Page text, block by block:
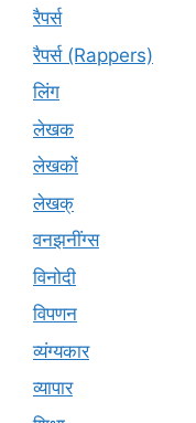
रैपर्स
रैपर्स (Rappers)
लिंग
लेखक
लेखकों
लेखक्
वनझनींग्स
विनोदी
विपणन
व्यंग्यकार
व्यापार